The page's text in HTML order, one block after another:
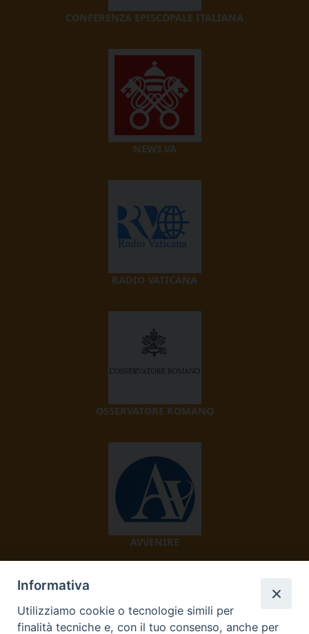
CONFERENZA EPISCOPALE ITALIANA
NEWS.VA
RADIO VATICANA
OSSERVATORE ROMANO
AVVENIRE
Informativa
Utilizziamo cookie o tecnologie simili per
finalità tecniche e, con il tuo consenso, anche per